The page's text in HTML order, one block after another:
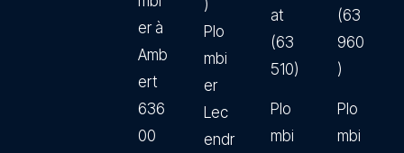
er à
Amb
ert
636
00
)
Plo
mbi
er
Lec
endr
at
(63
510)
Plo
mbi
(63
960
)
Plo
mbi